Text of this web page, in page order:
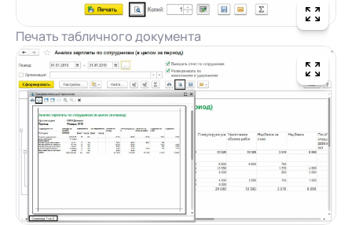
Печать табличного документа